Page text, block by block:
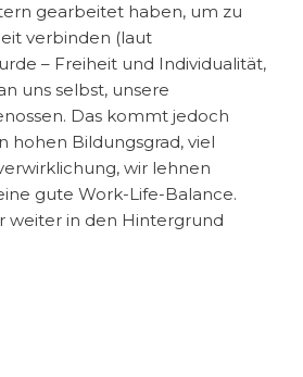
gearbeitet haben, um zu
verbinden (laut
– Freiheit und Individualität,
uns selbst, unsere
Das kommt jedoch
hohen Bildungsgrad, viel
wir lehnen
gute Work-Life-Balance.
weiter in den Hintergrund